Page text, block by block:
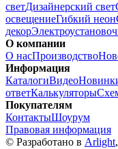
светДизайнерский свет
освещениеГибкий неон
декор
О компании
О насПроизводство
Информация
КаталогиВидео
ответКалькуляторы
Покупателям
КонтактыШоурум
Правовая информация
© Разработано в Arlight